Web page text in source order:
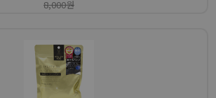
8,000원